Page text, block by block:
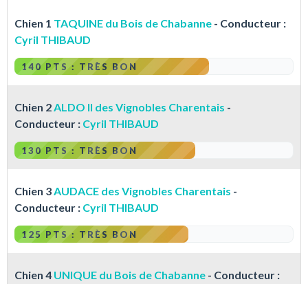
Chien 1 TAQUINE du Bois de Chabanne - Conducteur :
Cyril THIBAUD
140 PTS : TRÈS BON
Chien 2ALDO II des Vignobles Charentais -
Conducteur : Cyril THIBAUD
130 PTS : TRÈS BON
Chien 3AUDACE des Vignobles Charentais -
Conducteur : Cyril THIBAUD
125 PTS : TRÈS BON
Chien 4 UNIQUE du Bois de Chabanne - Conducteur :